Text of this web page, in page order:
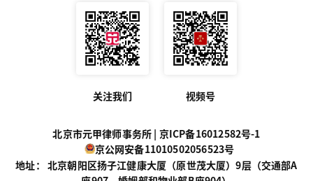
关注我们 视频号
北京市元甲律师事务所 | 京ICP备16012582号-1
京公网安备11010502056523号
地址： 北京朝阳区扬子江健康大厦（原世茂大厦）9层（交通部A